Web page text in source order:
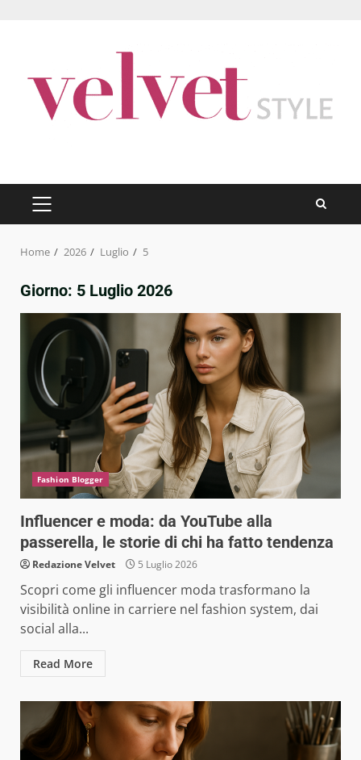
PRIMARY
MENU
Home 2026 Luglio 5
Giorno: 5 Luglio 2026
Fashion Blogger
Influencer e moda: da YouTube alla
passerella, le storie di chi ha fatto tendenza
Redazione Velvet 5 Luglio 2026
Scopri come gli influencer moda trasformano la
visibilità online in carriere nel fashion system, dai
social alla...
Read More